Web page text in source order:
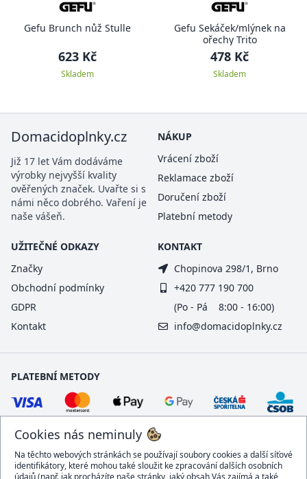
Gefu Brunch nůž Stulle
623 Kč
Skladem
Gefu Sekáček/mlýnek na
ořechy Trito
478 Kč
Skladem
Cookies nás neminuly
Na těchto webových stránkách se používají soubory cookies a další síťové
identifikátory, které mohou také sloužit ke zpracování dalších osobních
údajů (např. jak procházíte naše stránky, jaký obsah Vás zajímá a také
Domacidoplnky.cz
Již 17 let Vám dodáváme
výrobky nejvyšší kvality
ověřených značek. Uvařte si s
námi něco dobrého. Vaření je
naše vášeň.
NÁKUP
Vrácení zboží
Reklamace zboží
Doručení zboží
Platební metody
UŽITEČNÉ ODKAZY
Značky
Obchodní podmínky
GDPR
Kontakt
KONTAKT
Chopinova 298/1, Brno
+420 777 190 700
(Po - Pá 8:00 - 16:00)
info@domacidoplnky.cz
PLATEBNÍ METODY